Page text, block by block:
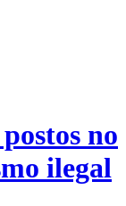
no
ilegal